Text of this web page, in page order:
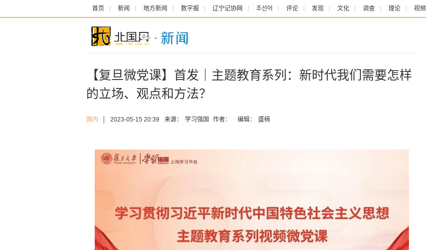
首页 新闻 地方新闻 数字报 辽宁记协网 조선어 评论 发现 文化 调查 理论 视频
【复旦微党课】首发｜主题教育系列：新时代我们需要怎样
的立场、观点和方法？
国内 2023-05-15 20:39 来源： 学习强国 作者： 编辑： 盛楠